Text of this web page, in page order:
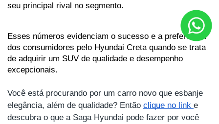
seu principal rival no segmento.
Esses números evidenciam o sucesso e a preferência
dos consumidores pelo Hyundai Creta quando se trata
de adquirir um SUV de qualidade e desempenho
excepcionais.
Você está procurando por um carro novo que esbanje
elegância, além de qualidade? Então clique no link e
descubra o que a Saga Hyundai pode fazer por você